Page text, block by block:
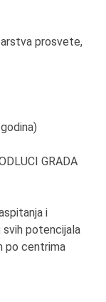
prosvete,
GRADA
i
svih potencijala
po centrima